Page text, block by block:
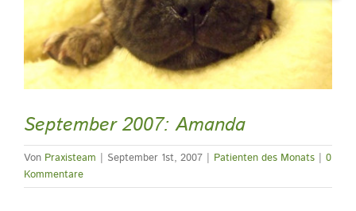
Kontakt
Termine
September 2007: Amanda
Von Praxisteam | September 1st, 2007 | Patienten des Monats | 0
Kommentare